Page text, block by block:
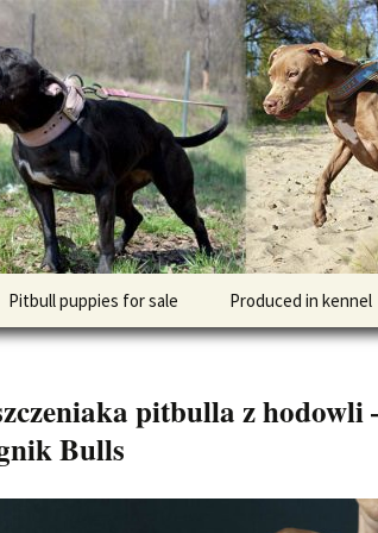
BULLS Europe. ADBA
булли
Pitbull puppies for sale Produced in kennel
pitbulla z hodowli
Bulls